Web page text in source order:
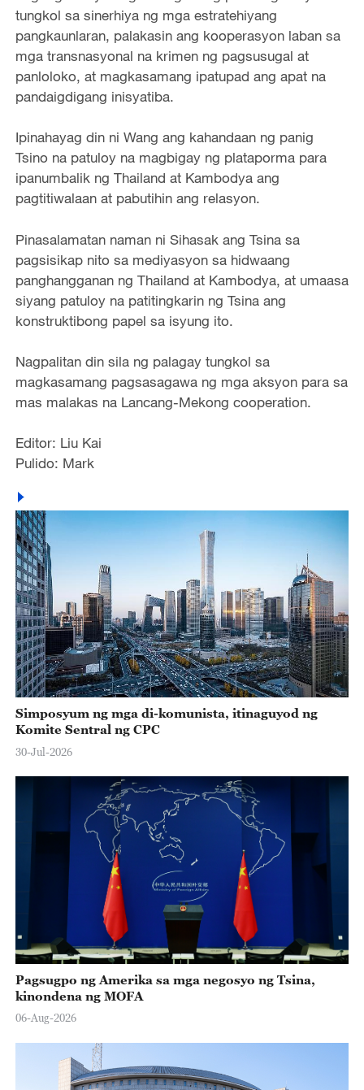
tungkol sa sinerhiya ng mga estratehiyang
pangkaunlaran, palakasin ang kooperasyon laban sa
mga transnasyonal na krimen ng pagsusugal at
panloloko, at magkasamang ipatupad ang apat na
pandaigdigang inisyatiba.
Ipinahayag din ni Wang ang kahandaan ng panig
Tsino na patuloy na magbigay ng plataporma para
ipanumbalik ng Thailand at Kambodya ang
pagtitiwalaan at pabutihin ang relasyon.
Pinasalamatan naman ni Sihasak ang Tsina sa
pagsisikap nito sa mediyasyon sa hidwaang
panghangganan ng Thailand at Kambodya, at umaasa
siyang patuloy na patitingkarin ng Tsina ang
konstruktibong papel sa isyung ito.
Nagpalitan din sila ng palagay tungkol sa
magkasamang pagsasagawa ng mga aksyon para sa
mas malakas na Lancang-Mekong cooperation.
Editor: Liu Kai
Pulido: Mark
Simposyum ng mga di-komunista, itinaguyod ng
Komite Sentral ng CPC
30-Jul-2026
Pagsugpo ng Amerika sa mga negosyo ng Tsina,
kinondena ng MOFA
06-Aug-2026